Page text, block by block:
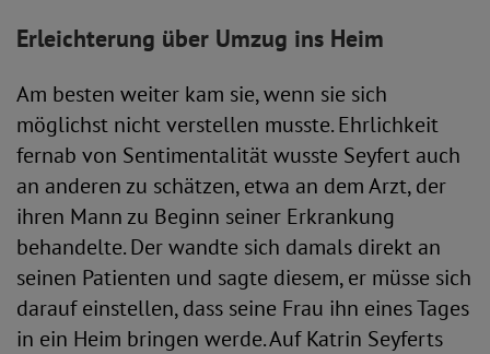
Erleichterung über Umzug ins Heim
Am besten weiter kam sie, wenn sie sich
möglichst nicht verstellen musste. Ehrlichkeit
fernab von Sentimentalität wusste Seyfert auch
an anderen zu schätzen, etwa an dem Arzt, der
ihren Mann zu Beginn seiner Erkrankung
behandelte. Der wandte sich damals direkt an
seinen Patienten und sagte diesem, er müsse sich
darauf einstellen, dass seine Frau ihn eines Tages
in ein Heim bringen werde. Auf Katrin Seyferts